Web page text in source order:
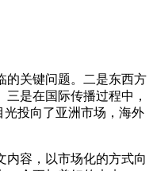
的关键问题。二是东西方
是在国际传播过程中，
投向了亚洲市场，海外
内容，以市场化的方式向